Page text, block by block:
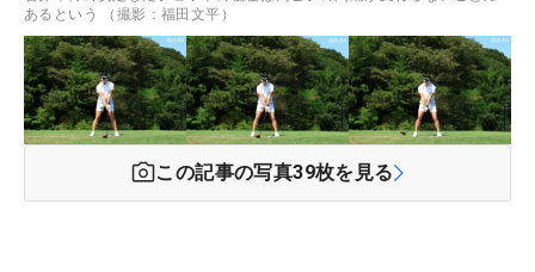
あるという （撮影：福田文平）
この記事の写真39枚を見る